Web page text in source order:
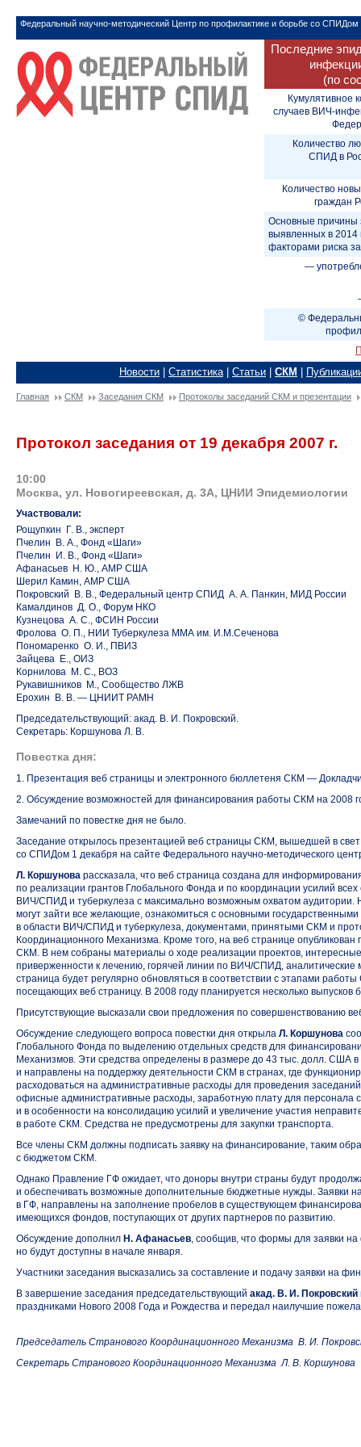
Федеральный научно-методический Центр по профилактике и борьбе со СПИДом
Последние
(по
Кумулятивное
случаев ВИЧ-
Количество
СПИД в
Количество
граждан
Основные причины
выявленных в 2014
факторами риска
—
©
Новости Статистика| Статьи СКМ
Главная СКМ Заседания СКМ Протоколы заседаний СКМ и презентации
Протокол заседания от 19 декабря 2007 г.
10:00
Москва, ул. Новогиреевская, д. 3А, ЦНИИ Эпидемиологии
Участвовали:
Рощупкин Г. В., эксперт
Пчелин В. А., Фонд «Шаги»
Пчелин И. В., Фонд «Шаги»
Афанасьев Н. Ю., АМР США
Шерил Камин, АМР США
Покровский В. В., Федеральный центр СПИД А. А. Панкин, МИД России
Камалдинов Д. О., Форум НКО
Кузнецова А. С., ФСИН России
Фролова О. П., НИИ Туберкулеза ММА им. И.М.Сеченова
Пономаренко О. И., ПВИЗ
Зайцева Е., ОИЗ
Корнилова М. С., ВОЗ
Рукавишников М., Сообщество ЛЖВ
Ерохин В. В. — ЦНИИТ РАМН
Председательствующий: акад. В. И. Покровский.
Секретарь: Коршунова Л. В.
Повестка дня:
1. Презентация веб страницы и электронного бюллетеня СКМ —
2. Обсуждение возможностей для финансирования работы СКМ на 2008
Замечаний по повестке дня не было.
Заседание открылось презентацией веб страницы СКМ, вышедшей в
со СПИДом 1 декабря на сайте Федерального научно-методического
Л. Коршунова рассказала, что веб страница создана для
по реализации грантов Глобального Фонда и по координации усилий
ВИЧ/СПИД и туберкулеза с максимально возможным охватом аудитории.
могут зайти вcе желающие, ознакомиться с основными
в области ВИЧ/СПИД и туберкулеза, документами, принятыми СКМ и
Координационного Механизма. Кроме того, на веб странице
СКМ. В нем собраны материалы о ходе реализации проектов,
приверженности к лечению, горячей линии по ВИЧ/СПИД, аналитические
страница будет регулярно обновляться в соответствии с этапами
посещающих веб страницу. В 2008 году планируется несколько
Присутствующие высказали свои предложения по совершенствованию
Обсуждение следующего вопроса повестки дня открыла Л. Коршунова
Глобального Фонда по выделению отдельных средств для
Механизмов. Эти средства определены в размере до 43 тыс. долл. США в
и направлены на поддержку деятельности СКМ в странах, где
расходоваться на административные расходы для проведения
офисные административные расходы, заработную плату для персонала
и в особенности на консолидацию усилий и увеличение участия
в работе СКМ. Средства не предусмотрены для закупки транспорта.
Все члены СКМ должны подписать заявку на финансирование, таким
с бюджетом СКМ.
Однако Правление ГФ ожидает, что доноры внутри страны будут
и обеспечивать возможные дополнительные бюджетные нужды. Заявки
в ГФ, направлены на заполнение пробелов в существующем
имеющихся фондов, поступающих от других партнеров по развитию.
Обсуждение дополнил Н. Афанасьев, сообщив, что формы для заявки
но будут доступны в начале января.
Участники заседания высказались за составление и подачу заявки на
В завершение заседания председательствующий акад. В. И. Покровский
праздниками Нового 2008 Года и Рождества и передал наилучшие
Председатель Странового Координационного Механизма В. И.
Секретарь Странового Координационного Механизма Л. В. Коршунова